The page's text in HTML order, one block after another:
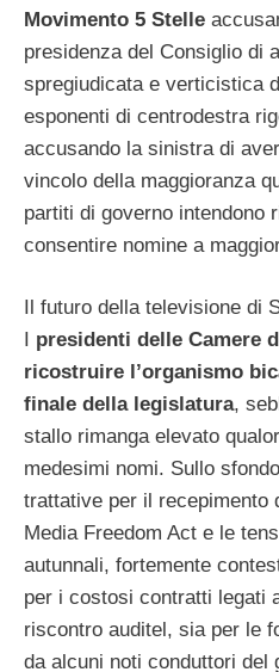
Movimento 5 Stelle
presidenza del Consiglio di
spregiudicata e verticistica
esponenti di centrodestra
accusando la sinistra di
vincolo della maggioranza
partiti di governo intendono
consentire nomine a
Il futuro della televisione di
I presidenti delle Camere
ricostruire l’organismo
finale della legislatura,
stallo rimanga elevato
medesimi nomi. Sullo
trattative per il recepimento
Media Freedom Act e le
autunnali, fortemente
per i costosi contratti legati
riscontro auditel, sia per le
da alcuni noti conduttori del